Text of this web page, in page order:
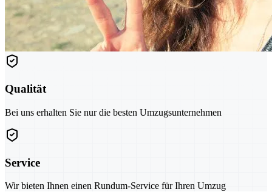
Qualität
Bei uns erhalten Sie nur die besten Umzugsunternehmen
Service
Wir bieten Ihnen einen Rundum-Service für Ihren Umzug